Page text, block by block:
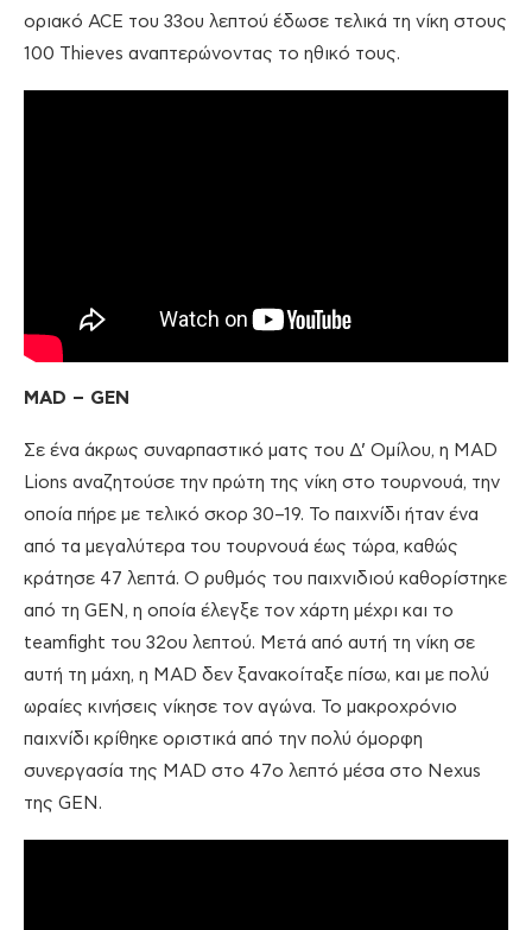
οριακό ACE του 33ου λεπτού έδωσε τελικά τη νίκη στους
100 Thieves αναπτερώνοντας το ηθικό τους.
MAD – GEN
Σε ένα άκρως συναρπαστικό ματς του Δ’ Ομίλου, η MAD
Lions αναζητούσε την πρώτη της νίκη στο τουρνουά, την
οποία πήρε με τελικό σκορ 30–19. Το παιχνίδι ήταν ένα
από τα μεγαλύτερα του τουρνουά έως τώρα, καθώς
κράτησε 47 λεπτά. Ο ρυθμός του παιχνιδιού καθορίστηκε
από τη GEN, η οποία έλεγξε τον χάρτη μέχρι και το
teamfight του 32ου λεπτού. Μετά από αυτή τη νίκη σε
αυτή τη μάχη, η MAD δεν ξανακοίταξε πίσω, και με πολύ
ωραίες κινήσεις νίκησε τον αγώνα. Το μακροχρόνιο
παιχνίδι κρίθηκε οριστικά από την πολύ όμορφη
συνεργασία της MAD στο 47ο λεπτό μέσα στο Nexus
της GEN.